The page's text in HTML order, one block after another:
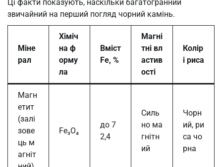
Ці факти показують, наскільки багатогранний
звичайний на перший погляд чорний камінь.
Міне
рал
Хіміч
на ф
орму
ла
Вміст
Fe, %
Магні
тні вл
астив
ості
Колір
і риса
Магн
етит
(залі
зове
ць м
агніт
Fe₃O₄
до 7
2,4
Силь
но ма
гнітн
ий
Чорн
ий, ри
са чо
рна